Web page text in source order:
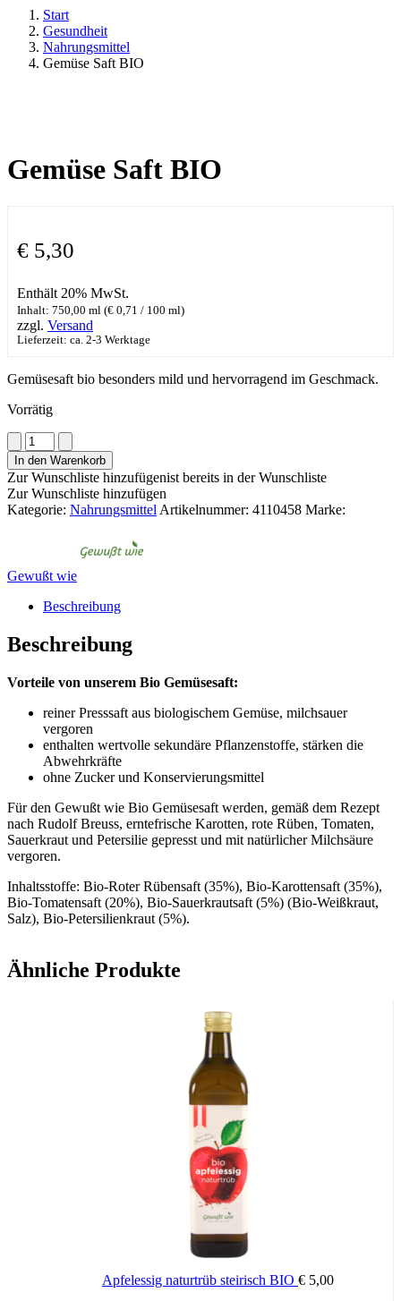
Start
Gesundheit
Nahrungsmittel
Gemüse Saft BIO
Gemüse Saft BIO
€ 5,30
Enthält 20% MwSt.
Inhalt: 750,00 ml (€ 0,71 / 100 ml)
zzgl. Versand
Lieferzeit: ca. 2-3 Werktage
Gemüsesaft bio besonders mild und hervorragend im Geschmack.
Vorrätig
Gemüse
Saft
BIO
Menge
In den Warenkorb
Zur Wunschliste hinzufügenist bereits in der Wunschliste
Zur Wunschliste hinzufügen
Kategorie: Nahrungsmittel Artikelnummer: 4110458 Marke:
Gewußt wie
Beschreibung
Beschreibung
Vorteile von unserem Bio Gemüsesaft:
reiner Presssaft aus biologischem Gemüse, milchsauer
vergoren
enthalten wertvolle sekundäre Pflanzenstoffe, stärken die
Abwehrkräfte
ohne Zucker und Konservierungsmittel
Für den Gewußt wie Bio Gemüsesaft werden, gemäß dem Rezept
nach Rudolf Breuss, erntefrische Karotten, rote Rüben, Tomaten,
Sauerkraut und Petersilie gepresst und mit natürlicher Milchsäure
vergoren.
Inhaltsstoffe: Bio-Roter Rübensaft (35%), Bio-Karottensaft (35%),
Bio-Tomatensaft (20%), Bio-Sauerkrautsaft (5%) (Bio-Weißkraut,
Salz), Bio-Petersilienkraut (5%).
Ähnliche Produkte
Apfelessig naturtrüb steirisch BIO € 5,00